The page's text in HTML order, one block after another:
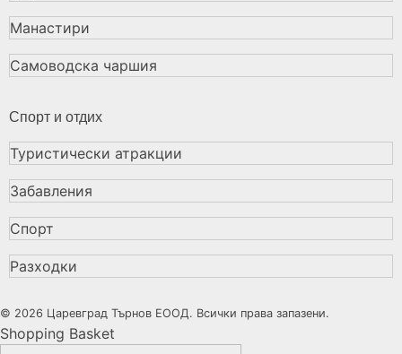
Манастири
Самоводска чаршия
Спорт и отдих
Туристически атракции
Забавления
Спорт
Разходки
© 2026 Царевград Търнов ЕООД. Всички права запазени.
Shopping Basket